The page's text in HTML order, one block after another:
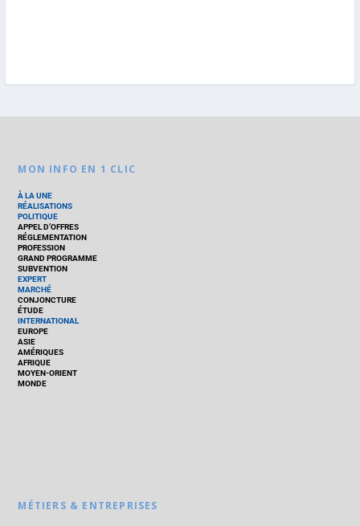
MON INFO EN 1 CLIC
À LA UNE
RÉALISATIONS
POLITIQUE
APPEL D’OFFRES
RÉGLEMENTATION
PROFESSION
GRAND PROGRAMME
SUBVENTION
EXPERT
MARCHÉ
CONJONCTURE
ÉTUDE
INTERNATIONAL
EUROPE
ASIE
AMÉRIQUES
AFRIQUE
MOYEN-ORIENT
MONDE
MÉTIERS & ENTREPRISES